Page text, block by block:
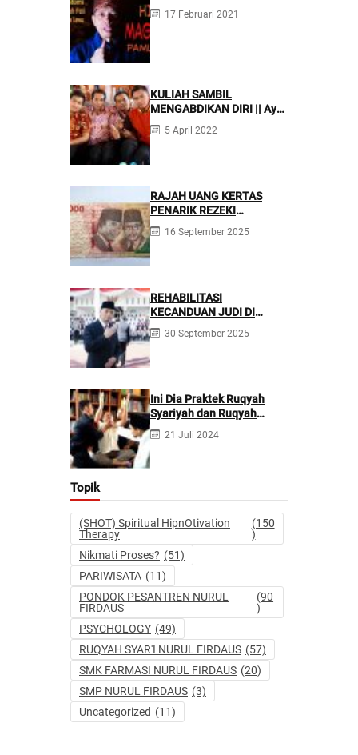
17 Februari 2021
KULIAH SAMBIL
MENGABDIKAN DIRI || Ayo
Mondok di Pesantren
Nurul Firdaus
5 April 2022
RAJAH UANG KERTAS
PENARIK REZEKI
BERLIMPAH
16 September 2025
REHABILITASI
KECANDUAN JUDI DI
PONPES NURUL FIRDAUS ||
Kecanduan Judi
30 September 2025
Ini Dia Praktek Ruqyah
Syariyah dan Ruqyah
Syetan Menurut Dr Gumilar
21 Juli 2024
Topik
(SHOT) Spiritual HipnOtivation
Therapy
(150
)
Nikmati Proses? (51)
PARIWISATA (11)
PONDOK PESANTREN NURUL
FIRDAUS
(90
)
PSYCHOLOGY (49)
RUQYAH SYAR'I NURUL FIRDAUS (57)
SMK FARMASI NURUL FIRDAUS (20)
SMP NURUL FIRDAUS (3)
Uncategorized (11)